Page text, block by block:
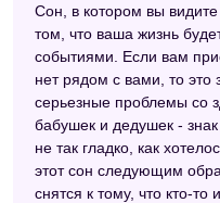
Сон, в котором вы
том, что ваша жизнь
событиями. Если вам
нет рядом с вами, то это
серьезные проблемы со
бабушек и дедушек -
не так гладко, как
этот сон следующим
снятся к тому, что кто-то